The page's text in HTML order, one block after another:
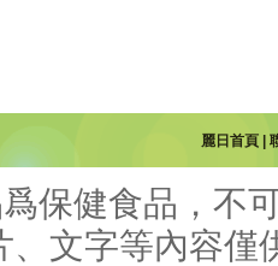
麗日首頁|
保健食品，不
、文字等內容僅